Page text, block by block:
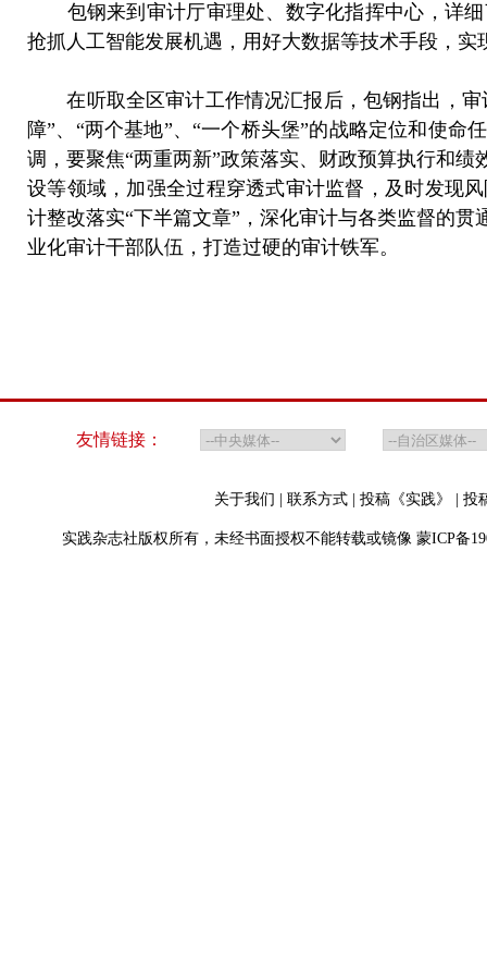
包钢来到审计厅审理处、数字化指挥中心，详细
抢抓人工智能发展机遇，用好大数据等技术手段，
在听取全区审计工作情况汇报后，包钢指出，审
障”、“两个基地”、“一个桥头堡”的战略定位和使
调，要聚焦“两重两新”政策落实、财政预算执行和
设等领域，加强全过程穿透式审计监督，及时发现
计整改落实“下半篇文章”，深化审计与各类监督的
业化审计干部队伍，打造过硬的审计铁军。
友情链接：
关于我们 联系方式 投稿《实践》 投
实践杂志社版权所有，未经书面授权不能转载或镜像 蒙ICP备